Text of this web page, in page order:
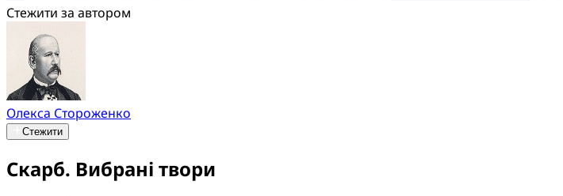
Стежити за автором
Олекса Стороженко
Стежити
Скарб. Вибрані твори